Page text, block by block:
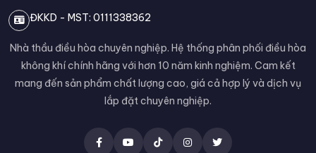
ĐKKD - MST: 0111338362
Nhà thầu điều hòa chuyên nghiệp. Hệ thống phân phối điều hòa
không khí chính hãng với hơn 10 năm kinh nghiệm. Cam kết
mang đến sản phẩm chất lượng cao, giá cả hợp lý và dịch vụ
lắp đặt chuyên nghiệp.